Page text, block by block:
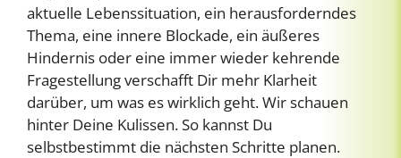
aktuelle Lebenssituation, ein herausforderndes
Thema, eine innere Blockade, ein äußeres
Hindernis oder eine immer wieder kehrende
Fragestellung verschafft Dir mehr Klarheit
darüber, um was es wirklich geht. Wir schauen
hinter Deine Kulissen. So kannst Du
selbstbestimmt die nächsten Schritte planen.